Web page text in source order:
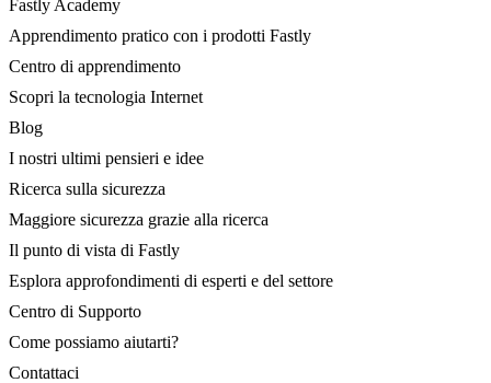
Fastly Academy
Apprendimento pratico con i prodotti Fastly
Centro di apprendimento
Scopri la tecnologia Internet
Blog
I nostri ultimi pensieri e idee
Ricerca sulla sicurezza
Maggiore sicurezza grazie alla ricerca
Il punto di vista di Fastly
Esplora approfondimenti di esperti e del settore
Centro di Supporto
Come possiamo aiutarti?
Contattaci